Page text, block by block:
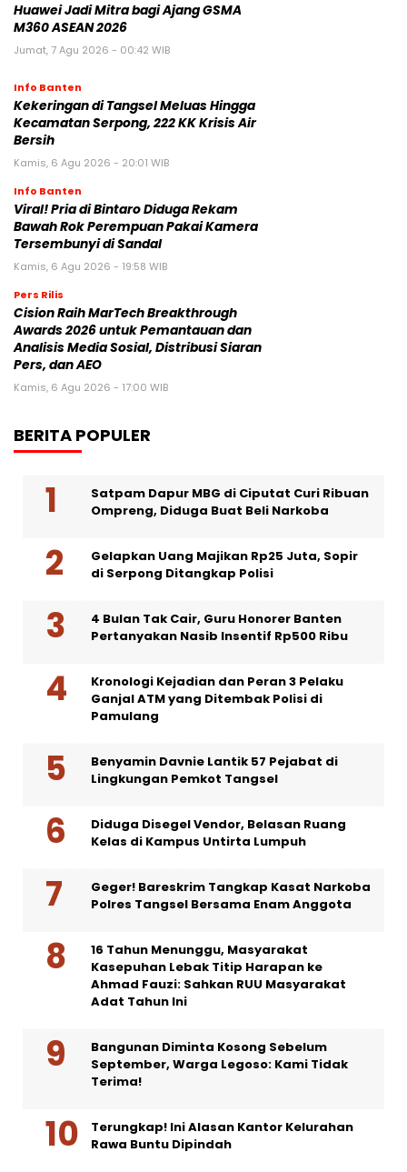
Huawei Jadi Mitra bagi Ajang GSMA
M360 ASEAN 2026
Jumat, 7 Agu 2026 - 00:42 WIB
Info Banten
Kekeringan di Tangsel Meluas Hingga
Kecamatan Serpong, 222 KK Krisis Air
Bersih
Kamis, 6 Agu 2026 - 20:01 WIB
Info Banten
Viral! Pria di Bintaro Diduga Rekam
Bawah Rok Perempuan Pakai Kamera
Tersembunyi di Sandal
Kamis, 6 Agu 2026 - 19:58 WIB
Pers Rilis
Cision Raih MarTech Breakthrough
Awards 2026 untuk Pemantauan dan
Analisis Media Sosial, Distribusi Siaran
Pers, dan AEO
Kamis, 6 Agu 2026 - 17:00 WIB
BERITA POPULER
Satpam Dapur MBG di Ciputat Curi Ribuan
Ompreng, Diduga Buat Beli Narkoba
Gelapkan Uang Majikan Rp25 Juta, Sopir
di Serpong Ditangkap Polisi
4 Bulan Tak Cair, Guru Honorer Banten
Pertanyakan Nasib Insentif Rp500 Ribu
Kronologi Kejadian dan Peran 3 Pelaku
Ganjal ATM yang Ditembak Polisi di
Pamulang
Benyamin Davnie Lantik 57 Pejabat di
Lingkungan Pemkot Tangsel
Diduga Disegel Vendor, Belasan Ruang
Kelas di Kampus Untirta Lumpuh
Geger! Bareskrim Tangkap Kasat Narkoba
Polres Tangsel Bersama Enam Anggota
16 Tahun Menunggu, Masyarakat
Kasepuhan Lebak Titip Harapan ke
Ahmad Fauzi: Sahkan RUU Masyarakat
Adat Tahun Ini
Bangunan Diminta Kosong Sebelum
September, Warga Legoso: Kami Tidak
Terima!
Terungkap! Ini Alasan Kantor Kelurahan
Rawa Buntu Dipindah